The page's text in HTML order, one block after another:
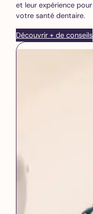
et leur expérience
votre santé dentaire.
Découvrir + de conseils